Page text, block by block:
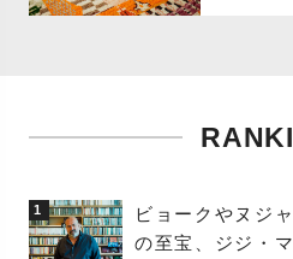
1
ビョークやヌジ
の至宝、ジジ・